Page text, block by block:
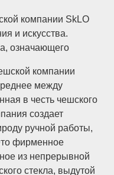
компании
между
в честь чешского
создает
ручной работы,
фирменное
из непрерывной
стекла, выдутой